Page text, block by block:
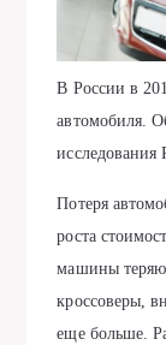
В России в
автомобиля.
исследования
Потеря
роста
машины
кроссоверы,
еще больше.